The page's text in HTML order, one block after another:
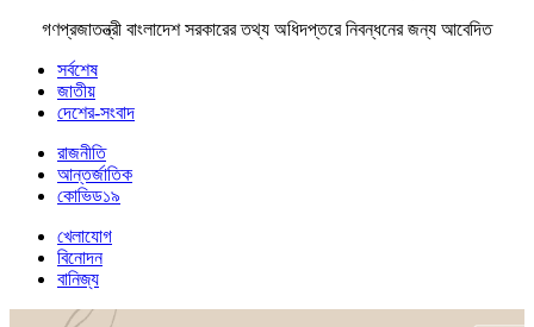
গণপ্রজাতন্ত্রী বাংলাদেশ সরকারের তথ্য অধিদপ্তরে নিবন্ধনের জন্য আবেদিত
সর্বশেষ
জাতীয়
দেশের-সংবাদ
রাজনীতি
আন্তর্জাতিক
কোভিড১৯
খেলাযোগ
বিনোদন
বানিজ্য